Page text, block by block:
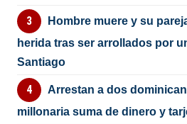
Hombre muere y su
herida tras ser arrollados por
Santiago
Arrestan a dos
millonaria suma de dinero y